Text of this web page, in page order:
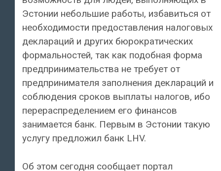
Эстонии небольшие работы, избавиться от
необходимости предоставления налоговых
деклараций и других бюрократических
формальностей, так как подобная форма
предпринимательства не требует от
предпринимателя заполнения деклараций и
соблюдения сроков выплаты налогов, ибо
перераспределением его финансов
занимается банк. Первым в Эстонии такую
услугу предложил банк LHV.
Об этом сегодня сообщает портал